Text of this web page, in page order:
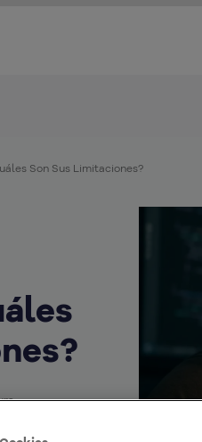
Son Sus Limitaciones?